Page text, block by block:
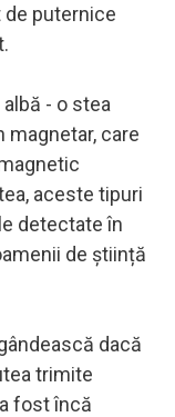
puternice
- o stea
magnetar, care
aceste tipuri
detectate în
de știință
dacă
trimite
fost încă